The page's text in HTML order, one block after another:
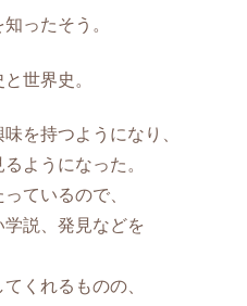
ったそう。
世界史。
を持つようになり、
ようになった。
ているので、
説、発見などを
くれるものの、